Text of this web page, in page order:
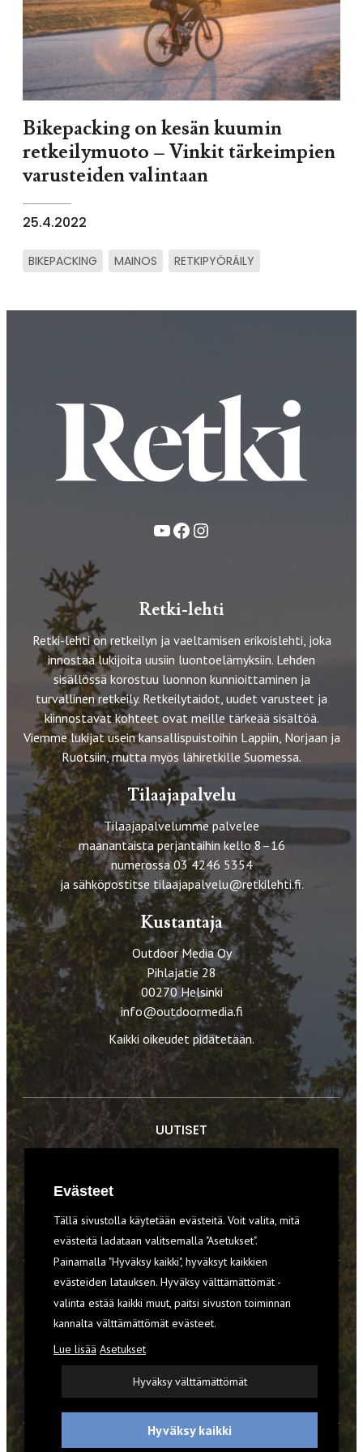
Bikepacking on kesän kuumin
retkeilymuoto – Vinkit tärkeimpien
varusteiden valintaan
25.4.2022
BIKEPACKING MAINOS RETKIPYÖRÄILY
YouTube
FacebookInstagram
Retki-lehti
Retki-lehti on retkeilyn ja vaeltamisen erikoislehti, joka
innostaa lukijoita uusiin luontoelämyksiin. Lehden
sisällössä korostuu luonnon kunnioittaminen ja
turvallinen retkeily. Retkeilytaidot, uudet varusteet ja
kiinnostavat kohteet ovat meille tärkeää sisältöä.
Viemme lukijat usein kansallispuistoihin Lappiin, Norjaan ja
Ruotsiin, mutta myös lähiretkille Suomessa.
Tilaajapalvelu
Tilaajapalvelumme palvelee
maanantaista perjantaihin kello 8–16
numerossa 03 4246 5354
ja sähköpostitse tilaajapalvelu@retkilehti.fi.
Kustantaja
Outdoor Media Oy
Pihlajatie 28
00270 Helsinki
info@outdoormedia.fi
Kaikki oikeudet pidätetään.
UUTISET
VARUSTEET
TILAA RETKI-LEHTI
YHTEYSTIEDOT
REKISTERISELOSTE
EVÄSTEET
Evästeet
Tällä sivustolla käytetään evästeitä. Voit valita, mitä
evästeitä ladataan valitsemalla "Asetukset".
Painamalla "Hyväksy kaikki", hyväksyt kaikkien
evästeiden latauksen. Hyväksy välttämättömät -
valinta estää kaikki muut, paitsi sivuston toiminnan
kannalta välttämättömät evästeet.
Lue lisää Asetukset
Hyväksy välttämättömät
Hyväksy kaikki